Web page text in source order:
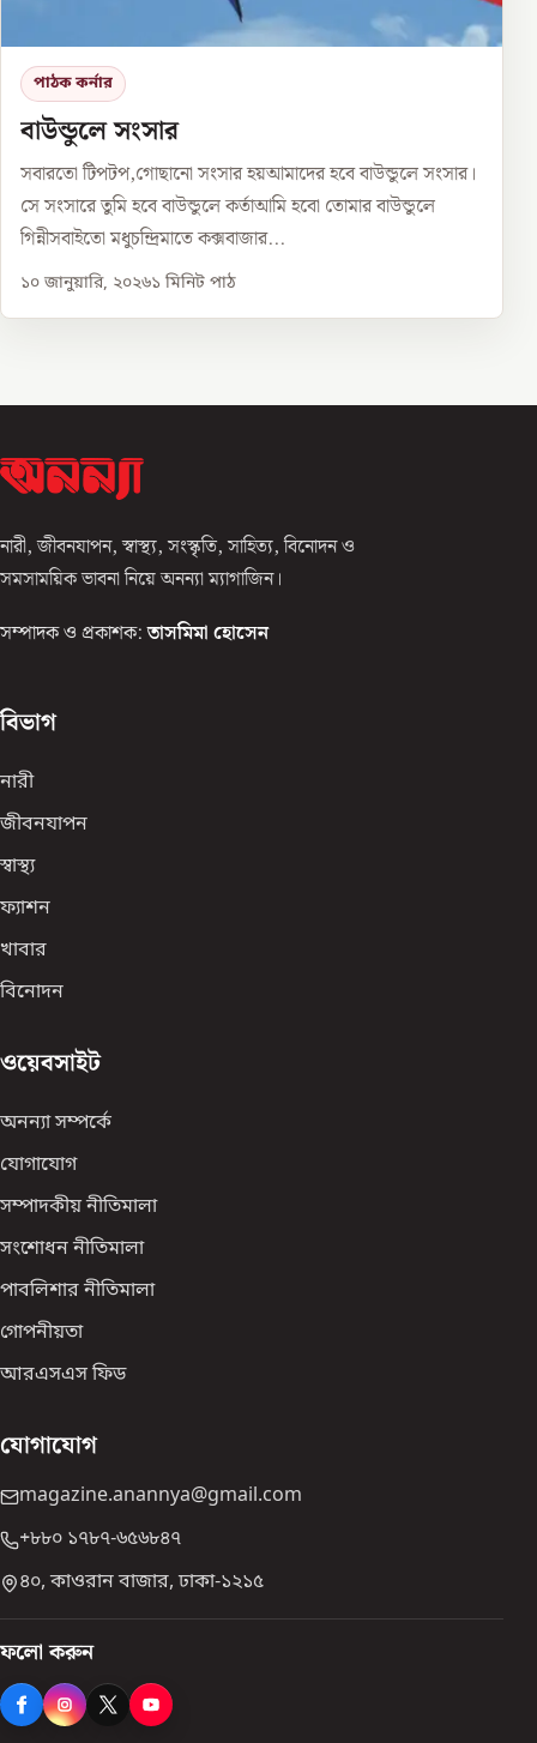
পাঠক কর্নার
বাউন্ডুলে সংসার
সবারতো টিপটপ,গোছানো সংসার হয়আমাদের হবে বাউন্ডুলে সংসার।
সে সংসারে তুমি হবে বাউন্ডুলে কর্তাআমি হবো তোমার বাউন্ডুলে
গিন্নীসবাইতো মধুচন্দ্রিমাতে কক্সবাজার...
১০ জানুয়ারি, ২০২৬১ মিনিট পাঠ
নারী, জীবনযাপন, স্বাস্থ্য, সংস্কৃতি, সাহিত্য, বিনোদন ও
সমসাময়িক ভাবনা নিয়ে অনন্যা ম্যাগাজিন।
সম্পাদক ও প্রকাশক: তাসমিমা হোসেন
বিভাগ
নারী
জীবনযাপন
স্বাস্থ্য
ফ্যাশন
খাবার
বিনোদন
ওয়েবসাইট
অনন্যা সম্পর্কে
যোগাযোগ
সম্পাদকীয় নীতিমালা
সংশোধন নীতিমালা
পাবলিশার নীতিমালা
গোপনীয়তা
আরএসএস ফিড
যোগাযোগ
magazine.anannya@gmail.com
+৮৮০ ১৭৮৭-৬৫৬৮৪৭
৪০, কাওরান বাজার, ঢাকা-১২১৫
ফলো করুন